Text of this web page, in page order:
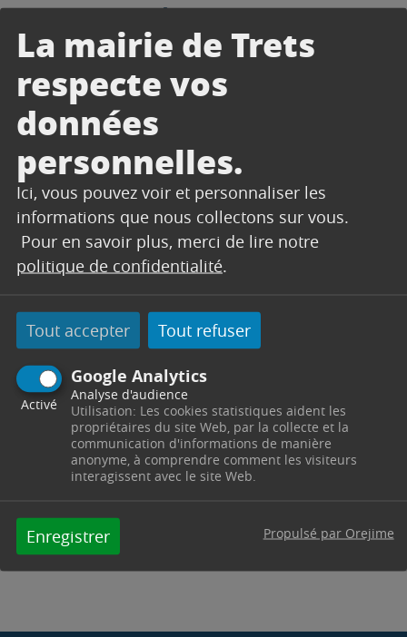
La mairie de Trets
respecte vos
données
personnelles.
Ici, vous pouvez voir et personnaliser les
informations que nous collectons sur vous.
Pour en savoir plus, merci de lire notre
politique de confidentialité.
Tout accepter Tout refuser
Google Analytics
Activé
Analyse d'audience
Utilisation: Les cookies statistiques aident les
propriétaires du site Web, par la collecte et la
communication d'informations de manière
anonyme, à comprendre comment les visiteurs
interagissent avec le site Web.
Enregistrer Propulsé par Orejime
Secteurs concernés :
435 av DES BONNETS
1, 185, 193, 1409, 1471, 1937, 2091, 1358,
1544, 1756, 1409BIS chemin DES BONNETS
chemin DE LA BLAQUE
CONTACT
Secrétariat
13530
Télephone : 04 42 61 23 90 / 04 42 61 23 91
Horaires : Du lundi au jeudi de 8h00 à 12h00 et de
13h30 à 17h30 - le vendredi de 8h00 à 12h00 -
servicestechniques@trets.fr